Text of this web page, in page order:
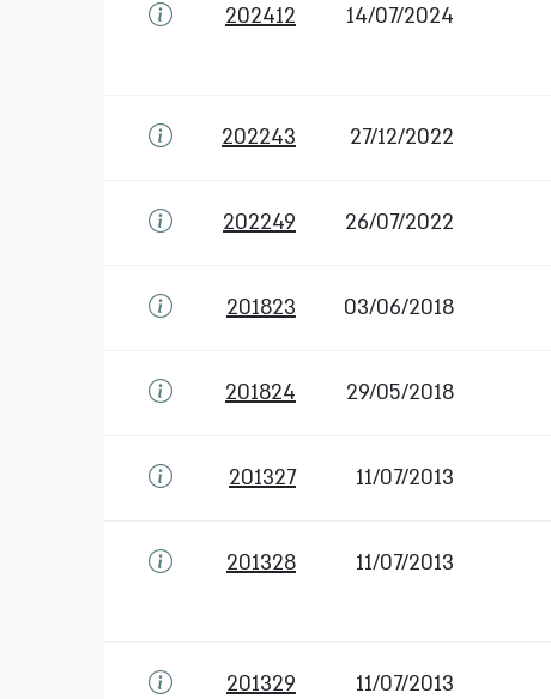
14/07/2024
202412
27/12/2022
202243
26/07/2022
202249
03/06/2018
201823
29/05/2018
201824
11/07/2013
201327
11/07/2013
201328
11/07/2013
201329